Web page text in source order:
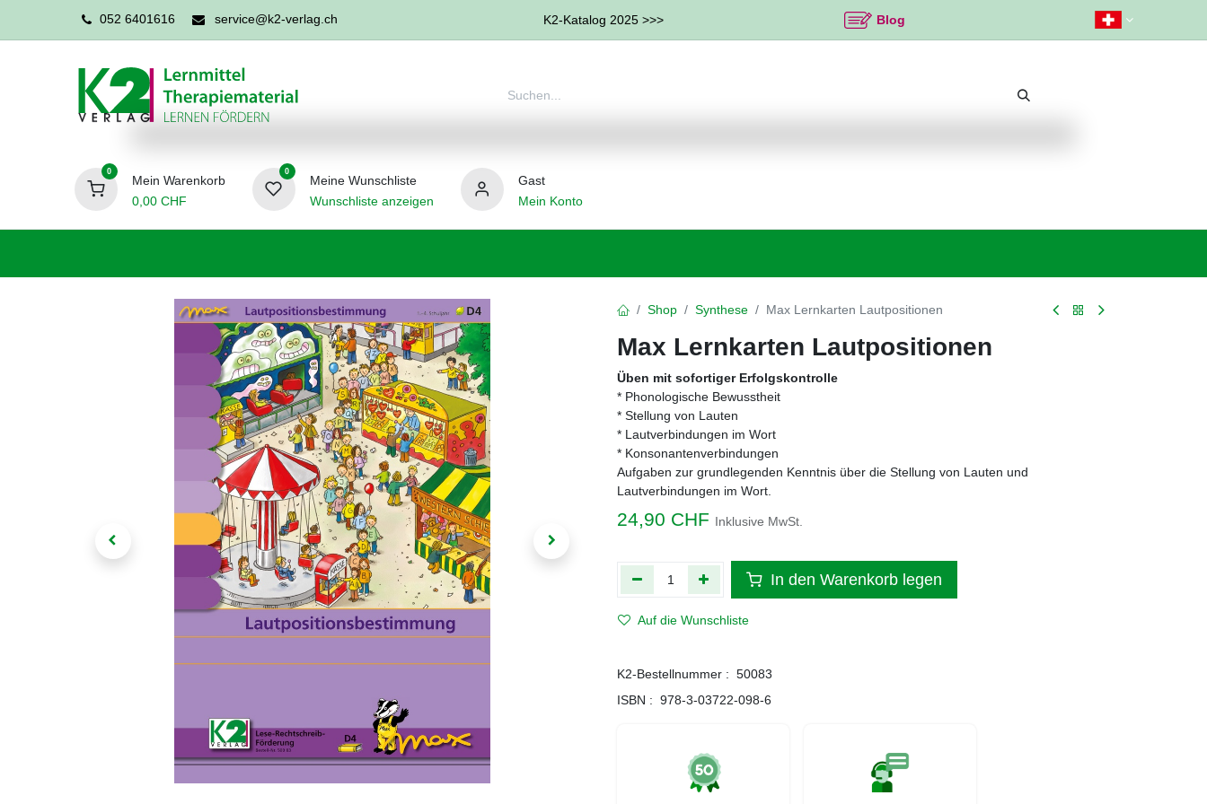
052 6401616 service@k2-verlag.ch K2-Katalog 2025 >>> Blog
0
Mein Warenkorb
0,00CHF
0
Meine Wunschliste
Wunschliste anzeigen
Gast
Mein Konto
Shop Synthese Max Lernkarten Lautpositionen
Max Lernkarten Lautpositionen
Üben mit sofortiger Erfolgskontrolle
* Phonologische Bewusstheit
* Stellung von Lauten
* Lautverbindungen im Wort
* Konsonantenverbindungen
Aufgaben zur grundlegenden Kenntnis über die Stellung von Lauten und
Lautverbindungen im Wort.
24,90 CHF Inklusive MwSt.
In den Warenkorb legen
Auf die Wunschliste
K2-Bestellnummer : 50083
ISBN : 978-3-03722-098-6